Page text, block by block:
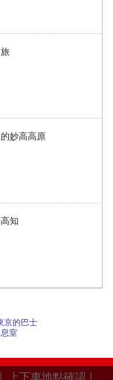
妙高高原
知
京的巴士
室
| 上下車地點確認 |